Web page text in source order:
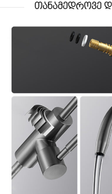
თანამედროვე